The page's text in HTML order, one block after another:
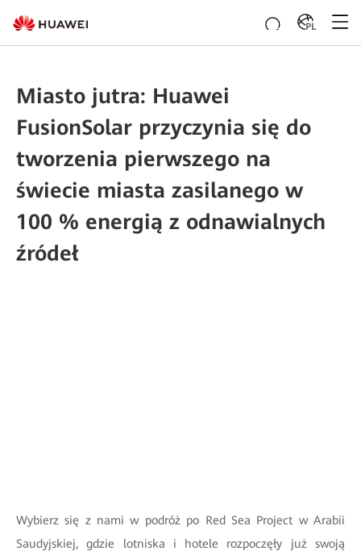
PL
Miasto jutra: Huawei
FusionSolar przyczynia się do
tworzenia pierwszego na
świecie miasta zasilanego w
100 % energią z odnawialnych
źródeł
Wybierz się z nami w podróż po Red Sea Project w Arabii
Saudyjskiej, gdzie lotniska i hotele rozpoczęły już swoją